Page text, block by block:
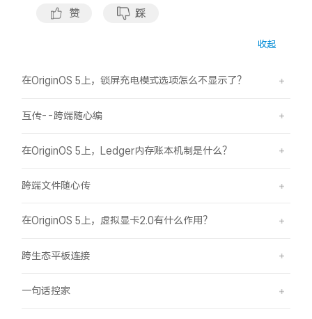
S30 Pro mini
Y500 Pro
iQOO Z11 iQOO Z11x
iQOO 15 Ultra
vivo 头戴降噪耳机
iQOO Pad6 Pro
赞 踩
收起
在OriginOS 5上，锁屏充电模式选项怎么不显示了？
互传--跨端随心编
在OriginOS 5上，Ledger内存账本机制是什么？
跨端文件随心传
在OriginOS 5上，虚拟显卡2.0有什么作用？
跨生态平板连接
一句话控家